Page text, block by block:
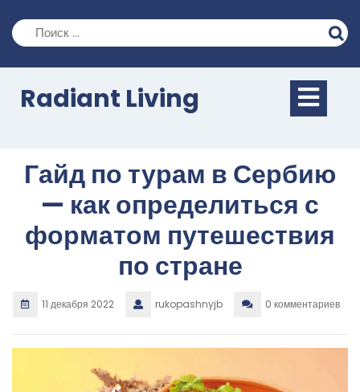
содержимому
Radiant Living
Гайд по турам в Сербию
— как определиться с
форматом путешествия
по стране
11 декабря 2022 rukopashnyjb 0 комментариев